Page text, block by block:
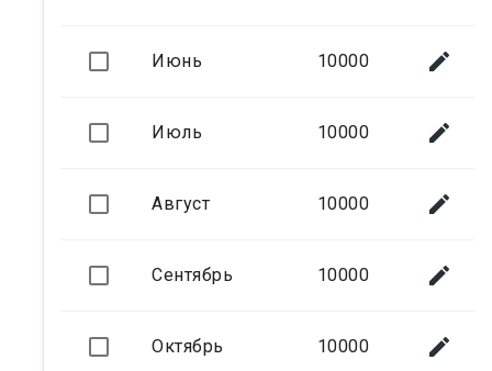
Июнь 10000 
Июль 10000 
Август 10000 
Сентябрь 10000 
Октябрь 10000 